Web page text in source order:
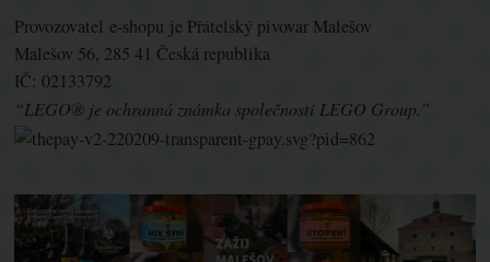
Provozovatel e-shopu je Přátelský pivovar Malešov
Malešov 56, 285 41 Česká republika
IČ: 02133792
“LEGO® je ochranná známka společnosti LEGO Group.”